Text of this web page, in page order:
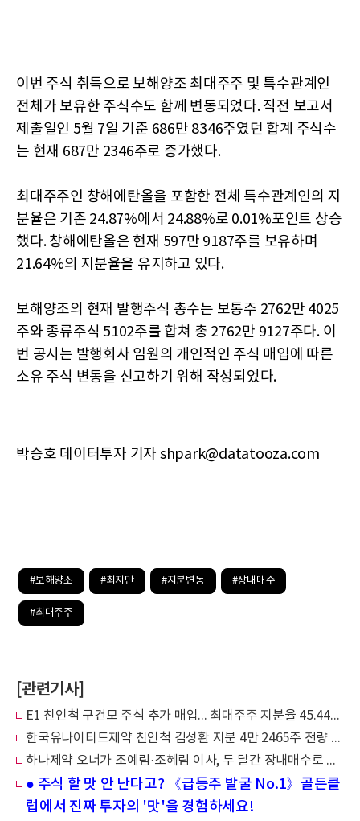
이번 주식 취득으로 보해양조 최대주주 및 특수관계인
전체가 보유한 주식수도 함께 변동되었다. 직전 보고서
제출일인 5월 7일 기준 686만 8346주였던 합계 주식수
는 현재 687만 2346주로 증가했다.
최대주주인 창해에탄올을 포함한 전체 특수관계인의 지
분율은 기존 24.87%에서 24.88%로 0.01%포인트 상승
했다. 창해에탄올은 현재 597만 9187주를 보유하며
21.64%의 지분율을 유지하고 있다.
보해양조의 현재 발행주식 총수는 보통주 2762만 4025
주와 종류주식 5102주를 합쳐 총 2762만 9127주다. 이
번 공시는 발행회사 임원의 개인적인 주식 매입에 따른
소유 주식 변동을 신고하기 위해 작성되었다.
박승호 데이터투자 기자 shpark@datatooza.com
#보해양조 #최지만 #지분변동 #장내매수
#최대주주
[관련기사]
E1 친인척 구건모 주식 추가 매입... 최대주주 지분율 45.44%로 상향 조정
한국유나이티드제약 친인척 김성환 지분 4만 2465주 전량 매도에 지분율 하락
하나제약 오너가 조예림·조혜림 이사, 두 달간 장내매수로 지분 1%p 높였다
● 주식 할 맛 안 난다고? 《급등주 발굴 No.1》골든클
럽에서 진짜 투자의 '맛'을 경험하세요!